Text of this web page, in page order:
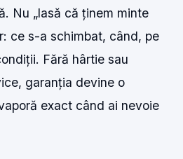
Nu „lasă că ținem minte
ce s-a schimbat, când, pe
Fără hârtie sau
garanția devine o
exact când ai nevoie